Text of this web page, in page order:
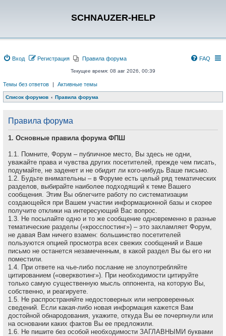
SCHNAUZER-HELP
Вход Регистрация Правила форума FAQ
Текущее время: 08 авг 2026, 00:39
Темы без ответов | Активные темы
Список форумов Правила форума
Правила форума
1. Основные правила форума ФПШ
1.1. Помните, Форум – публичное место, Вы здесь не одни,
уважайте права и чувства других посетителей, прежде чем писать,
подумайте, не заденет и не обидит ли кого-нибудь Ваше письмо.
1.2. Будьте внимательны – в Форуме есть целый ряд тематических
разделов, выбирайте наиболее подходящий к теме Вашего
сообщения. Этим Вы облегчите работу по систематизации
создающейся при Вашем участии информационной базы и скорее
получите отклики на интересующий Вас вопрос.
1.3. Не посылайте одно и то же сообщение одновременно в разные
тематические разделы («кросспостинг») – это захламляет Форум,
не давая Вам ничего взамен: большинство посетителей
пользуются опцией просмотра всех свежих сообщений и Ваше
письмо не останется незамеченным, в какой раздел Вы бы его ни
поместили.
1.4. При ответе на чье-либо послание не злоупотребляйте
цитированием («оверквотинг»). При необходимости цитируйте
только самую существенную мысль оппонента, на которую Вы,
собственно, и реагируете.
1.5. Не распространяйте недостоверных или непроверенных
сведений. Если какая-либо новая информация кажется Вам
достойной обнародования, укажите, откуда Вы ее почерпнули или
на основании каких фактов Вы ее предложили.
1.6. Не пишите без особой необходимости ЗАГЛАВНЫМИ буквами